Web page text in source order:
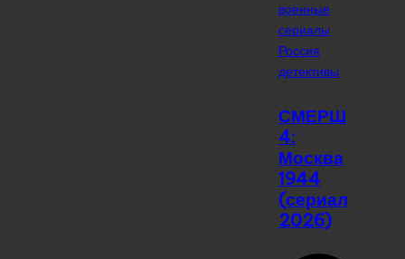
военные
сериалы
Россия
детективы
СМЕРШ
4:
Москва
1944
(сериал
2026)